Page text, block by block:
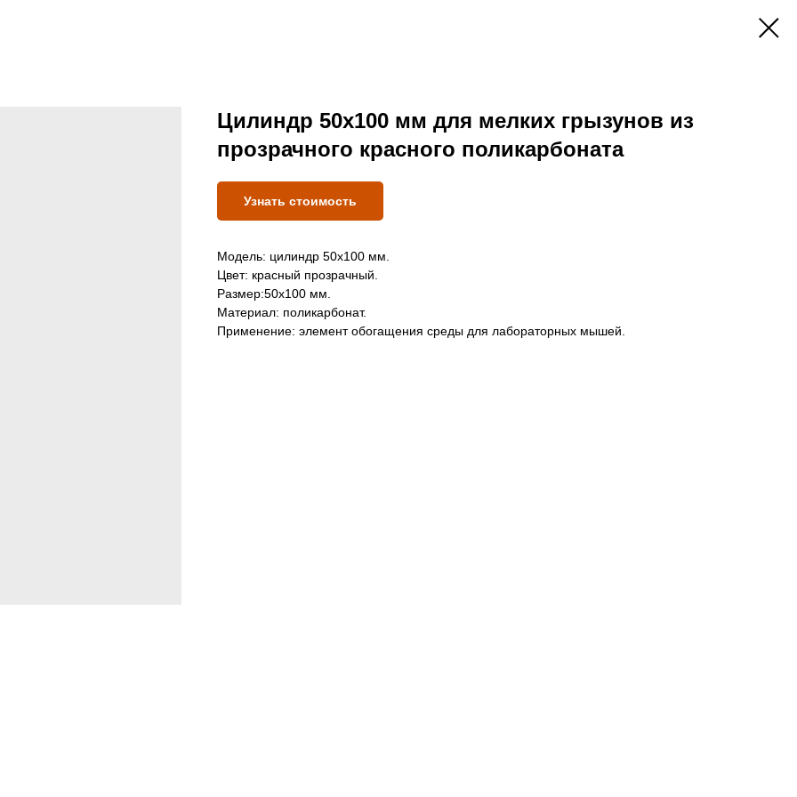
Цилиндр 50х100 мм для мелких грызунов из
прозрачного красного поликарбоната
Узнать стоимость
Модель: цилиндр 50х100 мм.
Цвет: красный прозрачный.
Размер:50х100 мм.
Материал: поликарбонат.
Применение: элемент обогащения среды для лабораторных мышей.